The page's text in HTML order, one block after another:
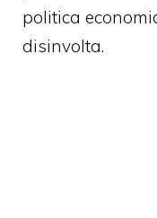
politica
disinvolta.